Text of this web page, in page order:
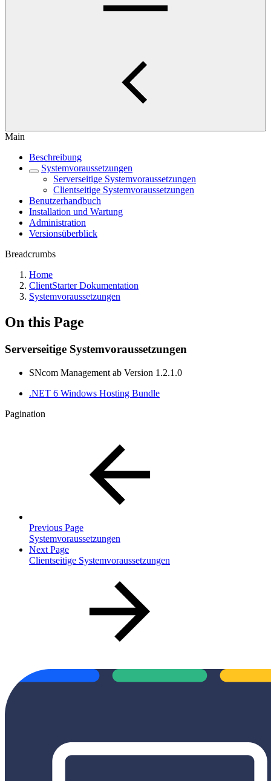
Main
Beschreibung
Systemvoraussetzungen
Serverseitige Systemvoraussetzungen
Clientseitige Systemvoraussetzungen
Benutzerhandbuch
Installation und Wartung
Administration
Versionsüberblick
Breadcrumbs
Home
ClientStarter Dokumentation
Systemvoraussetzungen
On this Page
Serverseitige Systemvoraussetzungen
SNcom Management ab Version 1.2.1.0
.NET 6 Windows Hosting Bundle
Pagination
Previous Page
Systemvoraussetzungen
Next Page
Clientseitige Systemvoraussetzungen